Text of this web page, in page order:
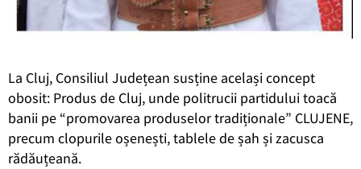
La Cluj, Consiliul Județean susține același concept
obosit: Produs de Cluj, unde politrucii partidului toacă
banii pe “promovarea produselor tradiționale” CLUJENE,
precum clopurile oșenești, tablele de șah și zacusca
rădăuțeană.